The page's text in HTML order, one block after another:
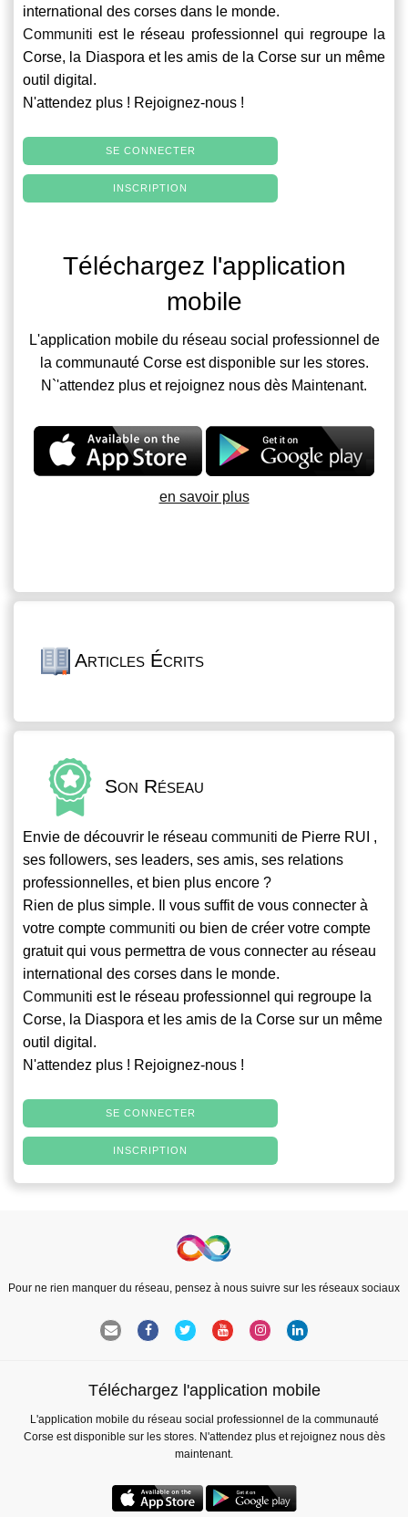
international des corses dans le monde.
Communiti est le réseau professionnel qui regroupe la
Corse, la Diaspora et les amis de la Corse sur un même
outil digital.
N'attendez plus ! Rejoignez-nous !
SE CONNECTER
INSCRIPTION
Téléchargez l'application
mobile
L'application mobile du réseau social professionnel de
la communauté Corse est disponible sur les stores.
N`'attendez plus et rejoignez nous dès Maintenant.
en savoir plus
Articles Écrits
Son Réseau
Envie de découvrir le réseau communiti de Pierre RUI ,
ses followers, ses leaders, ses amis, ses relations
professionnelles, et bien plus encore ?
Rien de plus simple. Il vous suffit de vous connecter à
votre compte communiti ou bien de créer votre compte
gratuit qui vous permettra de vous connecter au réseau
international des corses dans le monde.
Communiti est le réseau professionnel qui regroupe la
Corse, la Diaspora et les amis de la Corse sur un même
outil digital.
N'attendez plus ! Rejoignez-nous !
SE CONNECTER
INSCRIPTION
Pour ne rien manquer du réseau, pensez à nous suivre sur les réseaux sociaux
Téléchargez l'application mobile
L'application mobile du réseau social professionnel de la communauté
Corse est disponible sur les stores. N'attendez plus et rejoignez nous dès
maintenant.